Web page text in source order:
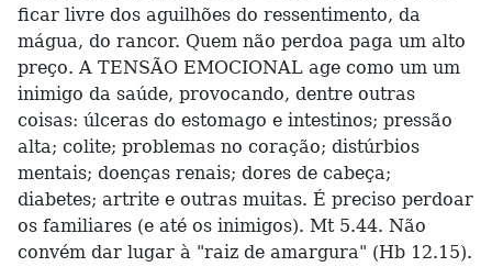
ficar livre dos aguilhões do ressentimento, da
mágua, do rancor. Quem não perdoa paga um alto
preço. A TENSÃO EMOCIONAL age como um um
inimigo da saúde, provocando, dentre outras
coisas: úlceras do estomago e intestinos; pressão
alta; colite; problemas no coração; distúrbios
mentais; doenças renais; dores de cabeça;
diabetes; artrite e outras muitas. É preciso perdoar
os familiares (e até os inimigos). Mt 5.44. Não
convém dar lugar à "raiz de amargura" (Hb 12.15).